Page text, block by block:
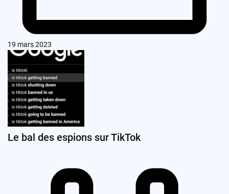
19 mars 2023
Le bal des espions sur TikTok